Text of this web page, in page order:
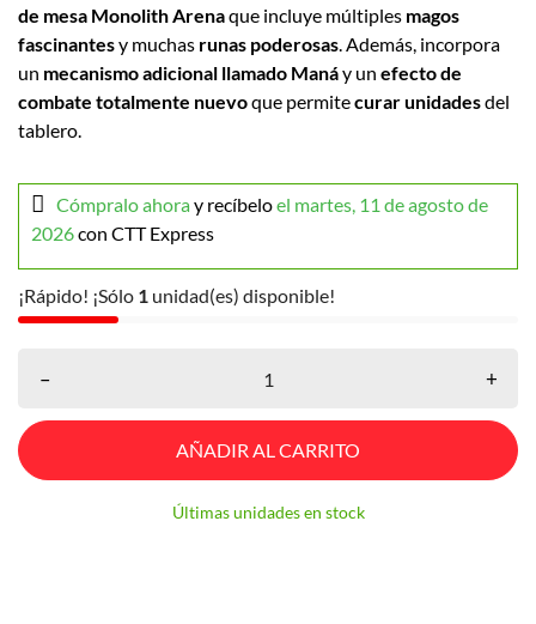
de mesa Monolith Arenaque incluye múltiples magos
fascinantesy muchas runas poderosas. Además, incorpora
un mecanismo adicional llamado Manáy un efecto de
combate totalmente nuevoque permitecurar unidadesdel
tablero.
Cómpralo ahoray recíbeloel martes, 11 de agosto de
2026con CTT Express
¡Rápido! ¡Sólo 1 unidad(es) disponible!
– +
AÑADIR AL CARRITO
Últimas unidades en stock